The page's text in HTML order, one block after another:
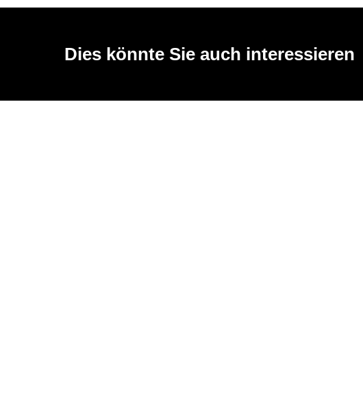
Dies könnte Sie auch interessieren